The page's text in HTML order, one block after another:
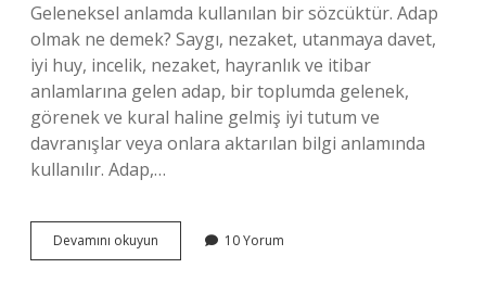
Geleneksel anlamda kullanılan bir sözcüktür. Adap
olmak ne demek? Saygı, nezaket, utanmaya davet,
iyi huy, incelik, nezaket, hayranlık ve itibar
anlamlarına gelen adap, bir toplumda gelenek,
görenek ve kural haline gelmiş iyi tutum ve
davranışlar veya onlara aktarılan bilgi anlamında
kullanılır. Adap,…
Devamını okuyun
Sözlük
10 Yorum